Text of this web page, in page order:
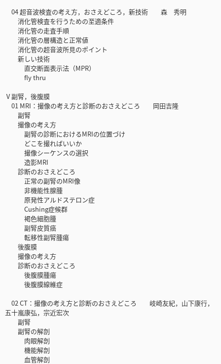
04 超音波検査の考え方，おさえどころ，新技術 森 秀明
消化管検査を行うための至適条件
消化管の走査手順
消化管の層構造と正常値
消化管の超音波所見のポイント
新しい技術
直交断面表示法（MPR）
fly thru
Ⅴ副腎，後腹膜
01 MRI：撮像の考え方と診断のおさえどころ 岡田吉隆
副腎
撮像の考え方
副腎の診断におけるMRIの位置づけ
どこを撮ればいいか
撮像シーケンスの選択
造影MRI
診断のおさえどころ
正常の副腎のMRI像
非機能性腺腫
原発性アルドステロン症
Cushing症候群
褐色細胞腫
副腎皮質癌
転移性副腎腫瘍
後腹膜
撮像の考え方
診断のおさえどころ
後腹膜腫瘍
後腹膜線維症
02 CT：撮像の考え方と診断のおさえどころ 岐崎友紀，山下康行，
五十嵐康弘，宗近宏次
副腎
副腎の解剖
肉眼解剖
機能解剖
血管解剖